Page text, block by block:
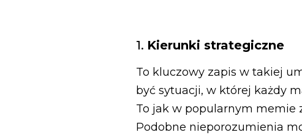
1. Kierunki strategiczne
To kluczowy zapis w takiej
być sytuacji, w której każdy
To jak w popularnym memie
Podobne nieporozumienia